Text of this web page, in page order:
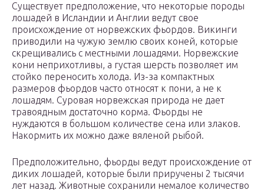
Существует предположение, что некоторые породы
лошадей в Исландии и Англии ведут свое
происхождение от норвежских фьордов. Викинги
приводили на чужую землю своих коней, которые
скрещивались с местными лошадями. Норвежские
кони неприхотливы, а густая шерсть позволяет им
стойко переносить холода. Из-за компактных
размеров фьордов часто относят к пони, а не к
лошадям. Суровая норвежская природа не дает
травоядным достаточно корма. Фьорды не
нуждаются в большом количестве сена или злаков.
Накормить их можно даже вяленой рыбой.
Предположительно, фьорды ведут происхождение от
диких лошадей, которые были приручены 2 тысячи
лет назад. Животные сохранили немалое количество